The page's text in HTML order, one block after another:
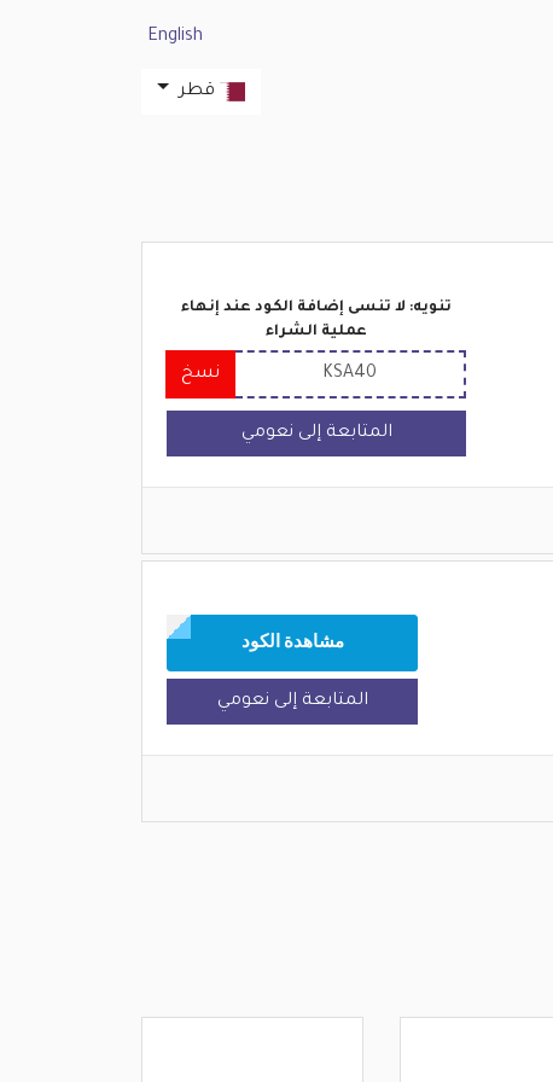
English
قطر
تنويه: لا تنسى إضافة الكود عند إنهاء
عملية الشراء
KSA40 نسخ
المتابعة إلى نعومي
مشاهدة الكود
المتابعة إلى نعومي